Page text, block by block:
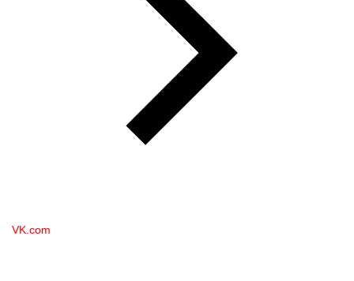
VK.com